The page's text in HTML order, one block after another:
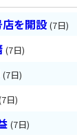
を開設 (7日)
(7日)
(7日)
日)
(7日)